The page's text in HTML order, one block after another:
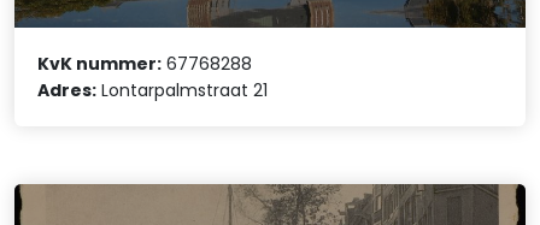
KvK nummer: 67768288
Adres: Lontarpalmstraat 21